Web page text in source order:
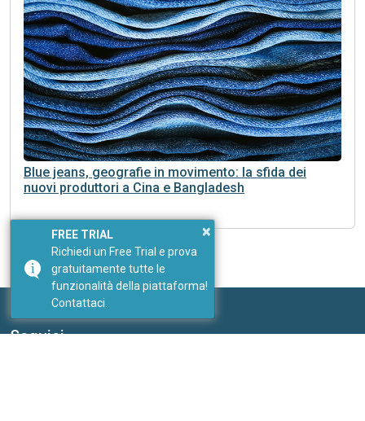
Blue jeans, geografie in movimento: la sfida dei
nuovi produttori a Cina e Bangladesh
Seguici
×
FREE TRIAL
Richiedi un Free Trial e prova
gratuitamente tutte le
funzionalità della piattaforma!
Contattaci.